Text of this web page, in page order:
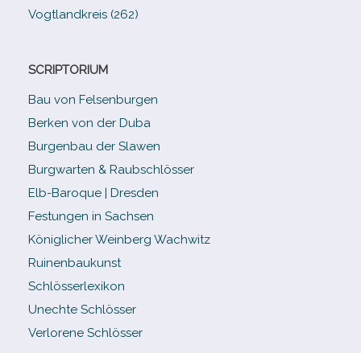
Vogtlandkreis (262)
SCRIPTORIUM
Bau von Felsenburgen
Berken von der Duba
Burgenbau der Slawen
Burgwarten & Raubschlösser
Elb-​Baroque | Dresden
Festungen in Sachsen
Königlicher Weinberg Wachwitz
Ruinenbaukunst
Schlösserlexikon
Unechte Schlösser
Verlorene Schlösser